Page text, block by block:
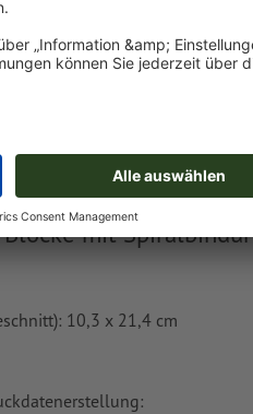
€ 142,04 € 169,03
mit
10,3 x 21,4 cm